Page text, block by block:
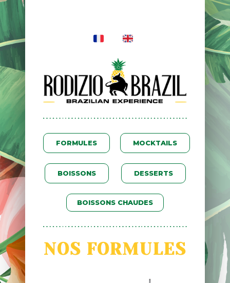
FORMULES MOCKTAILS
BOISSONS DESSERTS
BOISSONS CHAUDES
NOS FORMULES